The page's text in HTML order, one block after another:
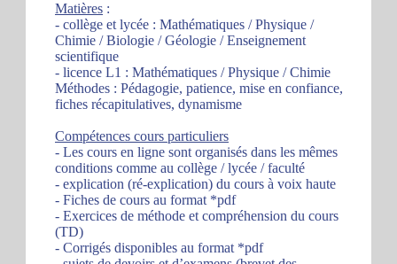
Matières :
- collège et lycée : Mathématiques / Physique /
Chimie / Biologie / Géologie / Enseignement
scientifique
- licence L1 : Mathématiques / Physique / Chimie
Méthodes : Pédagogie, patience, mise en confiance,
fiches récapitulatives, dynamisme
Compétences cours particuliers
- Les cours en ligne sont organisés dans les mêmes
conditions comme au collège / lycée / faculté
- explication (ré-explication) du cours à voix haute
- Fiches de cours au format *pdf
- Exercices de méthode et compréhension du cours
(TD)
- Corrigés disponibles au format *pdf